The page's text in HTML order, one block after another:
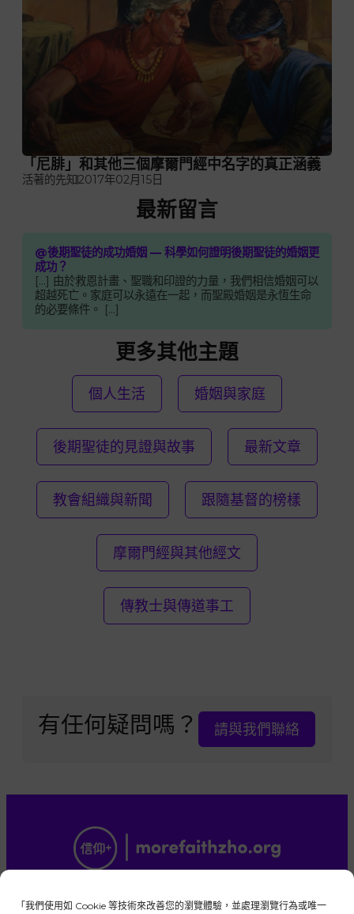
「我們使用如 Cookie 等技術來改善您的瀏覽體驗，並處理瀏覽行為或唯一
「尼腓」和其他三個摩爾門經中名字的真正涵義
活著的先知2017年02月15日
最新留言
@後期聖徒的成功婚姻 — 科學如何證明後期聖徒的婚姻更
成功？
[…] 由於救恩計畫、聖職和印證的力量，我們相信婚姻可以
超越死亡。家庭可以永遠在一起，而聖殿婚姻是永恆生命
的必要條件。 […]
更多其他主題
個人生活 婚姻與家庭
後期聖徒的見證與故事 最新文章
教會組織與新聞 跟隨基督的榜樣
摩爾門經與其他經文
傳教士與傳道事工
有任何疑問嗎？ 請與我們聯絡
是由忠信的耶穌基督後期聖徒教會成員所管理的